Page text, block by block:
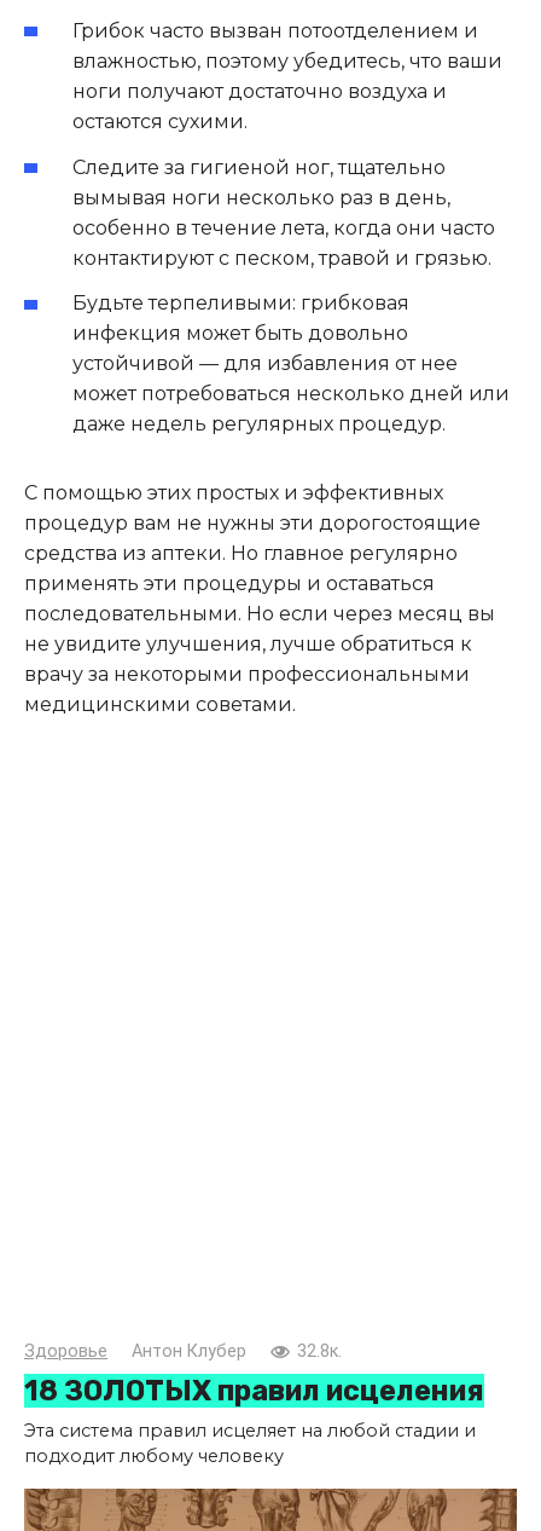
Грибок часто вызван потоотделением и
влажностью, поэтому убедитесь, что ваши
ноги получают достаточно воздуха и
остаются сухими.
Следите за гигиеной ног, тщательно
вымывая ноги несколько раз в день,
особенно в течение лета, когда они часто
контактируют с песком, травой и грязью.
Будьте терпеливыми: грибковая
инфекция может быть довольно
устойчивой — для избавления от нее
может потребоваться несколько дней или
даже недель регулярных процедур.
С помощью этих простых и эффективных
процедур вам не нужны эти дорогостоящие
средства из аптеки. Но главное регулярно
применять эти процедуры и оставаться
последовательными. Но если через месяц вы
не увидите улучшения, лучше обратиться к
врачу за некоторыми профессиональными
медицинскими советами.
Здоровье Антон Клубер 32.8к.
18 ЗОЛОТЫХ правил исцеления
Эта система правил исцеляет на любой стадии и
подходит любому человеку